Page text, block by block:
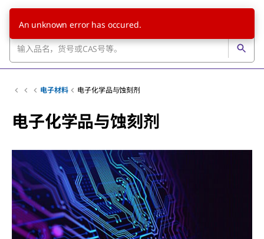
电子材料 电子化学品与蚀刻剂
电子化学品与蚀刻剂
An unknown error has occured.